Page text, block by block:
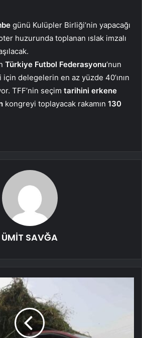
günü Kulüpler Birliği’nin yapacağı
huzurunda toplanan ıslak imzalı
Türkiye Futbol Federasyonu‘nun
delegelerin en az yüzde 40’ının
TFF’nin seçim tarihini erkene
kongreyi toplayacak rakamın 130
ÜMİT SAVĞA